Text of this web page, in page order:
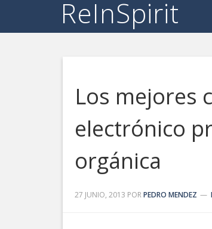
ReInSpirit
Los mejores
electrónico
orgánica
27 JUNIO, 2013 PORPEDRO MENDEZ